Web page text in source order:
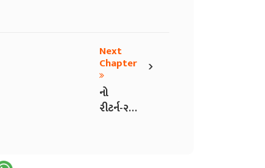
›
Next
Chapter
નો
રીટર્ન-૨